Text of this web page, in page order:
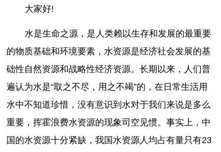
大家好!
水是生命之源，是人类赖以生存和发展的最重要
的物质基础和环境要素，水资源是经济社会发展的基
础性自然资源和战略性经济资源。长期以来，人们普
遍认为水是“取之不尽，用之不竭”的，在日常生活用
水中不知道珍惜，没有意识到水对于我们来说是多么
重要，挥霍浪费水资源的现象司空见惯。事实上，中
国的水资源十分紧缺，我国水资源人均占有量只有23